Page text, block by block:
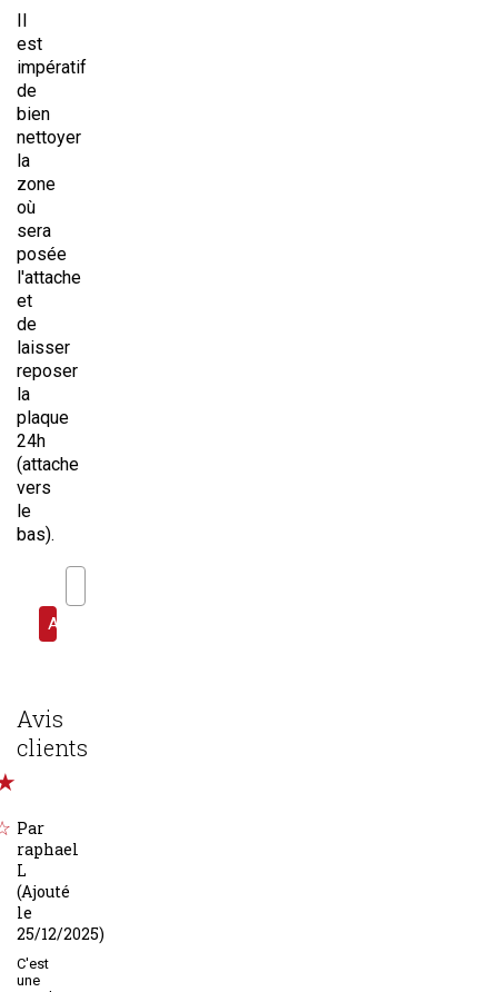
Il
est
impératif
de
bien
nettoyer
la
zone
où
sera
posée
l'attache
et
de
laisser
reposer
la
plaque
24h
(attache
vers
le
bas).
Avis
clients
Par
raphael
L
(Ajouté
le
25/12/2025)
C'est
une